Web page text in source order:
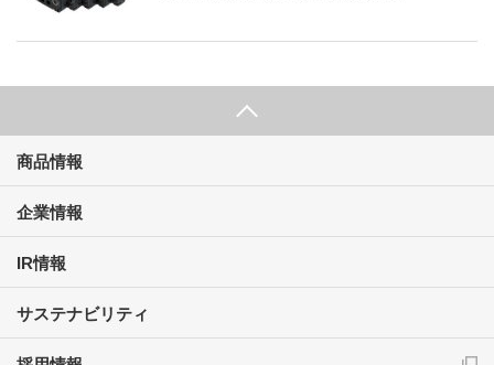
商品情報
企業情報
IR情報
サステナビリティ